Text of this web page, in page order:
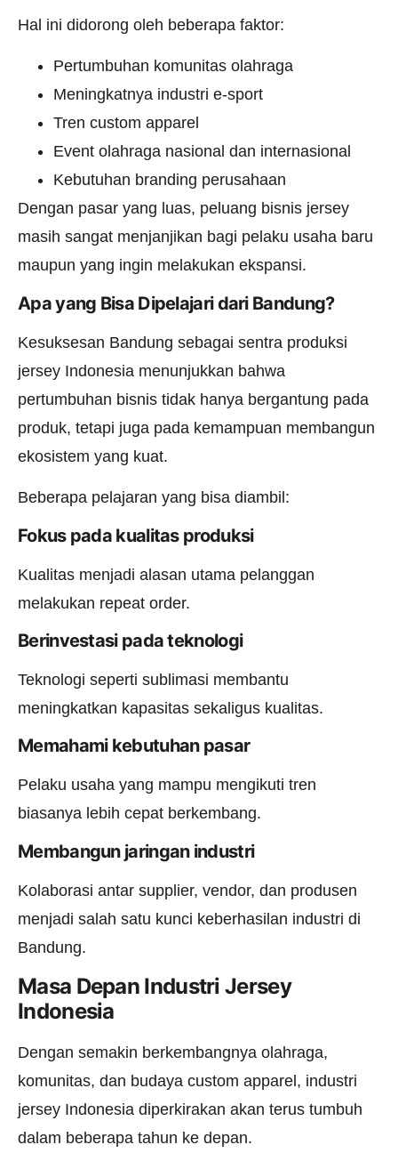
Hal ini didorong oleh beberapa faktor:
Pertumbuhan komunitas olahraga
Meningkatnya industri e-sport
Tren custom apparel
Event olahraga nasional dan internasional
Kebutuhan branding perusahaan
Dengan pasar yang luas, peluang bisnis jersey
masih sangat menjanjikan bagi pelaku usaha baru
maupun yang ingin melakukan ekspansi.
Apa yang Bisa Dipelajari dari Bandung?
Kesuksesan Bandung sebagai sentra produksi
jersey Indonesia menunjukkan bahwa
pertumbuhan bisnis tidak hanya bergantung pada
produk, tetapi juga pada kemampuan membangun
ekosistem yang kuat.
Beberapa pelajaran yang bisa diambil:
Fokus pada kualitas produksi
Kualitas menjadi alasan utama pelanggan
melakukan repeat order.
Berinvestasi pada teknologi
Teknologi seperti sublimasi membantu
meningkatkan kapasitas sekaligus kualitas.
Memahami kebutuhan pasar
Pelaku usaha yang mampu mengikuti tren
biasanya lebih cepat berkembang.
Membangun jaringan industri
Kolaborasi antar supplier, vendor, dan produsen
menjadi salah satu kunci keberhasilan industri di
Bandung.
Masa Depan Industri Jersey
Indonesia
Dengan semakin berkembangnya olahraga,
komunitas, dan budaya custom apparel, industri
jersey Indonesia diperkirakan akan terus tumbuh
dalam beberapa tahun ke depan.